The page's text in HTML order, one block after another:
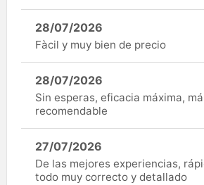
28/07/2026
Fàcil y muy bien de precio
28/07/2026
Sin esperas, eficacia máxima,
recomendable
27/07/2026
De las mejores experiencias,
todo muy correcto y detallado